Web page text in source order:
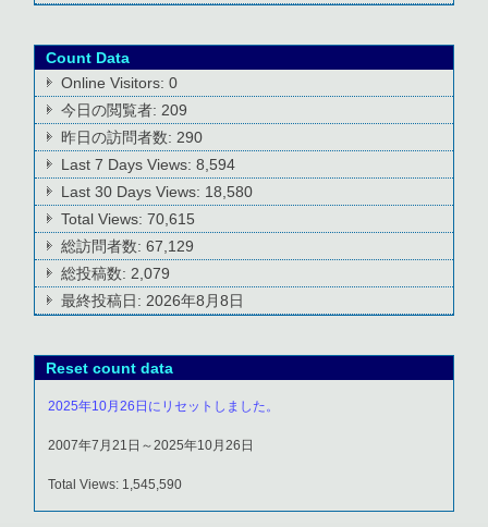
Count Data
Online Visitors:0
今日の閲覧者: 209
昨日の訪問者数: 290
Last 7 Days Views:8,594
Last 30 Days Views: 18,580
Total Views:70,615
総訪問者数:67,129
総投稿数: 2,079
最終投稿日: 2026年8月8日
Reset count data
2025年10月26日にリセットしました。
2007年7月21日～2025年10月26日
Total Views: 1,545,590